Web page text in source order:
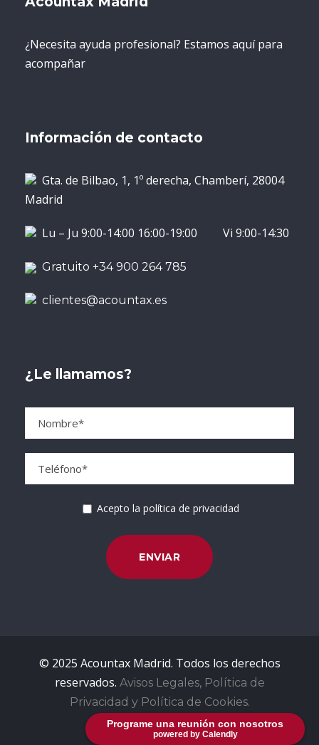
Programe una reunión con nosotros
powered by Calendly
¿Necesita ayuda profesional? Estamos aquí para
acompañar
Información de contacto
Gta. de Bilbao, 1, 1º derecha, Chamberí, 28004
Madrid
Lu – Ju 9:00-14:00 16:00-19:00 Vi 9:00-14:30
Gratuito +34 900 264 785
clientes@acountax.es
¿Le llamamos?
Acepto la política de privacidad
© 2025 Acountax Madrid. Todos los derechos
reservados. Avisos Legales, Política de
Privacidad y Política de Cookies.